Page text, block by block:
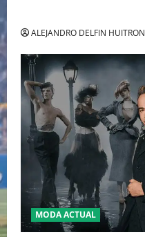
ALEJANDRO DELFIN HUITRON
MODA ACTUAL